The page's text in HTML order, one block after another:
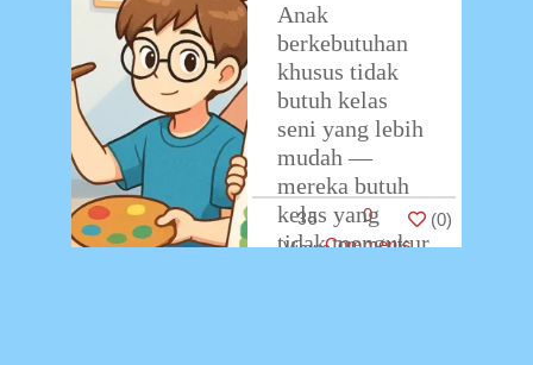
Anak
berkebutuhan
khusus tidak
butuh kelas
seni yang lebih
mudah —
mereka butuh
kelas yang
tidak mengukur
35
0
Comments
(0)